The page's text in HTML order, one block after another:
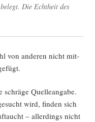
Die Echt­heit des
von ande­ren nicht mit­
schrä­ge Quel­le­an­ga­be.
wird, fin­den sich
– aller­dings nicht